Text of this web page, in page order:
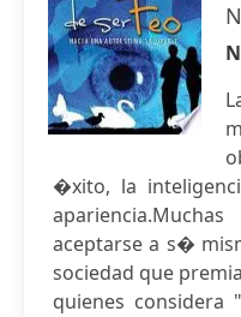
�xito, la
aceptarse a s�
sociedad que
quienes considera